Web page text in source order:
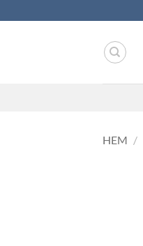
to
HEM /